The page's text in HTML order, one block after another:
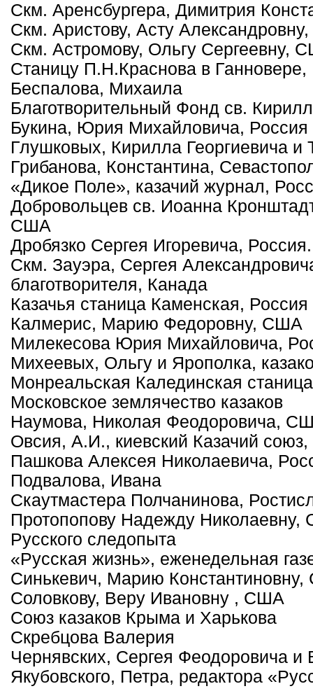
Скм. Аренсбургера, Димитрия
Скм. Аристову, Асту
Скм. Астромову, Ольгу Сергеевну,
Станицу П.Н.Краснова в Ганновере,
Беспалова, Михаила
Благотворительный Фонд св.
Букина, Юрия Михайловича, Россия
Глушковых, Кирилла Георгиевича
Грибанова, Константина,
«Дикое Поле», казачий журнал,
Добровольцев св. Иоанна
США
Дробязко Сергея Игоревича, Россия.
Скм. Зауэра, Сергея
благотворителя, Канада
Казачья станица Каменская, Россия
Калмерис, Марию Федоровну, США
Милекесова Юрия Михайловича,
Михеевых, Ольгу и Ярополка,
Монреальская Калединская
Московское землячество казаков
Наумова, Николая Феодоровича,
Овсия, А.И., киевский Казачий союз,
Пашкова Алексея Николаевича,
Подвалова, Ивана
Скаутмастера Полчанинова,
Протопопову Надежду
Русского следопыта
«Русская жизнь», еженедельная
Синькевич, Марию
Соловкову, Веру Ивановну , США
Союз казаков Крыма и Харькова
Скребцова Валерия
Чернявских, Сергея Феодоровича
Якубовского, Петра, редактора